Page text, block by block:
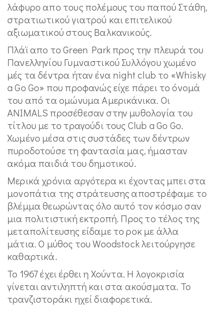
λάφυρο απο τους πολέμους του παπού Στάθη,
στρατιωτικού γιατρού και επιτελικού
αξιωματικού στους Βαλκανικούς.
Πλάϊ απο το Green Park προς την πλευρά του
Πανελληνίου Γυμναστικού Συλλόγου χωμένο
μές τα δέντρα ήταν ένα night club το «Whisky
a Go Go» που προφανώς είχε πάρει το όνομά
του από τα ομώνυμα Αμερικάνικα. Οι
ANIMALS προσέθεσαν στην μυθολογία του
τίτλου με το τραγούδι τους Club a Go Go.
Χωμένο μέσα στις συστάδες των δέντρων
πυροδοτούσε τη φαντασία μας, ήμασταν
ακόμα παιδιά του δημοτικού.
Μερικά χρόνια αργότερα κι έχοντας μπει στα
μονοπάτια της στράτευσης αποστρέφαμε το
βλέμμα θεωρώντας όλο αυτό τον κόσμο σαν
μια πολιτιστική εκτροπή. Προς το τέλος της
μεταπολίτευσης είδαμε το ροκ με άλλα
μάτια. Ο μύθος του Woodstock λειτούργησε
καθαρτικά.
Το 1967 έχει έρθει η Χούντα. Η λογοκρισία
γίνεται αντιληπτή και στα ακούσματα. Το
τρανζιστοράκι ηχεί διαφορετικά.